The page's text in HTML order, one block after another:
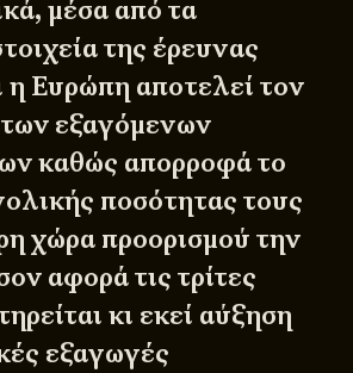
μέσα από τα
της έρευνας
η Ευρώπη αποτελεί τον
εξαγόμενων
καθώς απορροφά το
ποσότητας τους
χώρα προορισμού την
αφορά τις τρίτες
κι εκεί αύξηση
εξαγωγές